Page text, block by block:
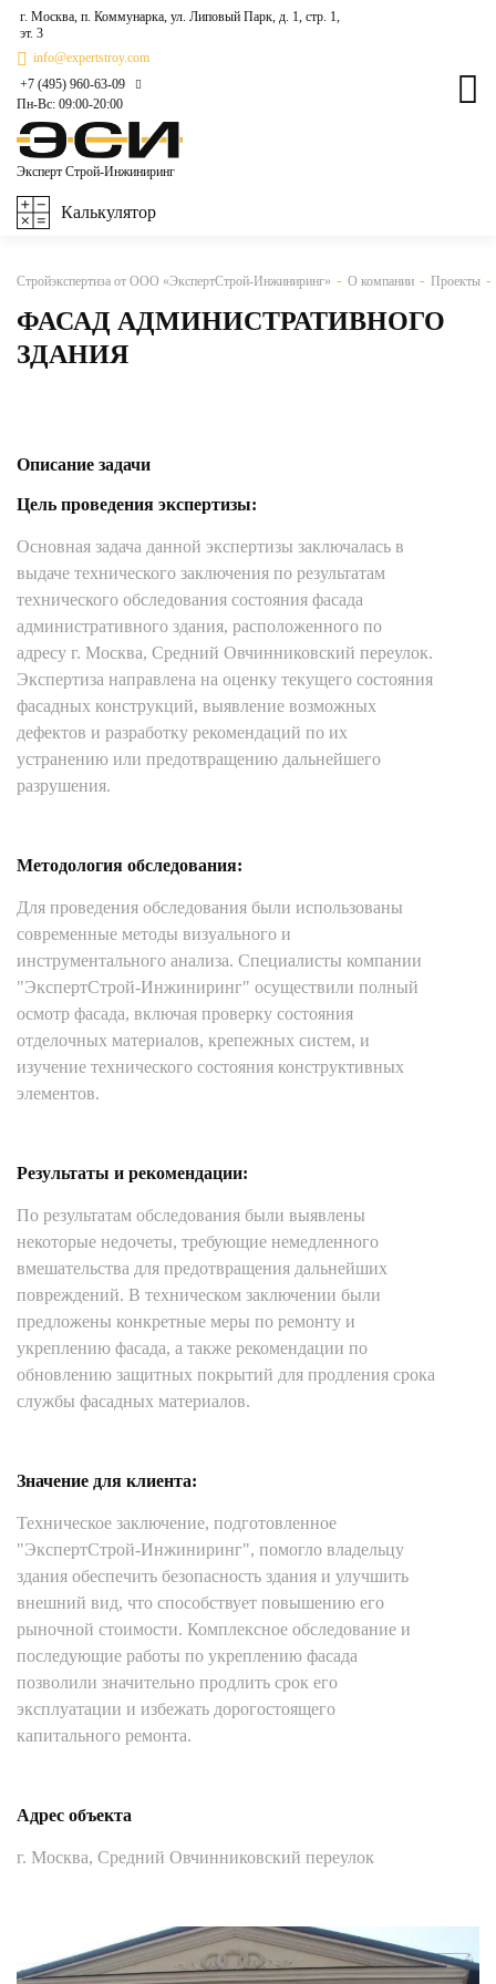
Эксперт Строй-Инжиниринг
г. Москва, п. Коммунарка, ул. Липовый Парк, д. 1, стр. 1,
эт. 3
info@expertstroy.com
+7 (495) 960-63-09
Пн-Вс: 09:00-20:00
Калькулятор
Стройэкспертиза от ООО «ЭкспертСтрой-Инжиниринг» О компании Проекты
ФАСАД АДМИНИСТРАТИВНОГО
ЗДАНИЯ
Описание задачи
Цель проведения экспертизы:
Основная задача данной экспертизы заключалась в
выдаче технического заключения по результатам
технического обследования состояния фасада
административного здания, расположенного по
адресу г. Москва, Средний Овчинниковский переулок.
Экспертиза направлена на оценку текущего состояния
фасадных конструкций, выявление возможных
дефектов и разработку рекомендаций по их
устранению или предотвращению дальнейшего
разрушения.
Методология обследования:
Для проведения обследования были использованы
современные методы визуального и
инструментального анализа. Специалисты компании
"ЭкспертСтрой-Инжиниринг" осуществили полный
осмотр фасада, включая проверку состояния
отделочных материалов, крепежных систем, и
изучение технического состояния конструктивных
элементов.
Результаты и рекомендации:
По результатам обследования были выявлены
некоторые недочеты, требующие немедленного
вмешательства для предотвращения дальнейших
повреждений. В техническом заключении были
предложены конкретные меры по ремонту и
укреплению фасада, а также рекомендации по
обновлению защитных покрытий для продления срока
службы фасадных материалов.
Значение для клиента:
Техническое заключение, подготовленное
"ЭкспертСтрой-Инжиниринг", помогло владельцу
здания обеспечить безопасность здания и улучшить
внешний вид, что способствует повышению его
рыночной стоимости. Комплексное обследование и
последующие работы по укреплению фасада
позволили значительно продлить срок его
эксплуатации и избежать дорогостоящего
капитального ремонта.
Адрес объекта
г. Москва, Средний Овчинниковский переулок